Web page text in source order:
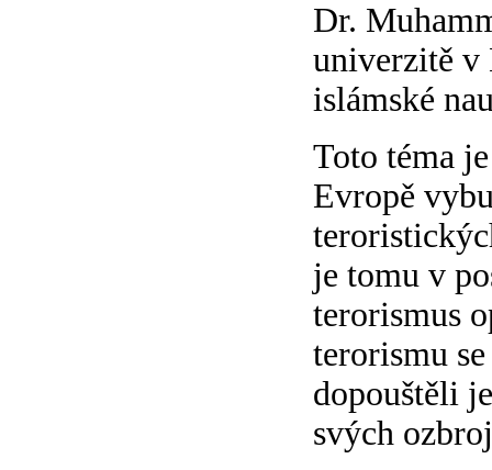
Dr.
univerzitě v
islámské
Toto téma
Evropě
je tomu v
terorismus
terorismu
dopouštěli
svých